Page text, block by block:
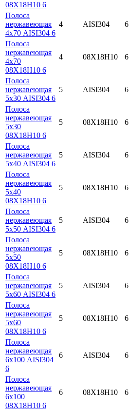
08Х18Н10 6
Полоса
нержавеющая
4х70 AISI304 6
4 AISI304 6
Полоса
нержавеющая
4х70
08Х18Н10 6
4 08Х18Н10 6
Полоса
нержавеющая
5х30 AISI304 6
5 AISI304 6
Полоса
нержавеющая
5х30
08Х18Н10 6
5 08Х18Н10 6
Полоса
нержавеющая
5х40 AISI304 6
5 AISI304 6
Полоса
нержавеющая
5х40
08Х18Н10 6
5 08Х18Н10 6
Полоса
нержавеющая
5х50 AISI304 6
5 AISI304 6
Полоса
нержавеющая
5х50
08Х18Н10 6
5 08Х18Н10 6
Полоса
нержавеющая
5х60 AISI304 6
5 AISI304 6
Полоса
нержавеющая
5х60
08Х18Н10 6
5 08Х18Н10 6
Полоса
нержавеющая
6х100 AISI304
6
6 AISI304 6
Полоса
нержавеющая
6х100
08Х18Н10 6
6 08Х18Н10 6